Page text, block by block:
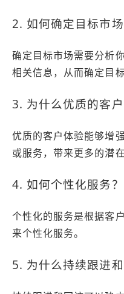
2. 如何确定目标市场
确定目标市场需要分析
相关信息，从而确定目标
3. 为什么优质的客户
优质的客户体验能够增
或服务，带来更多的潜在
4. 如何个性化服务？
个性化的服务是根据客
来个性化服务。
5. 为什么持续跟进和